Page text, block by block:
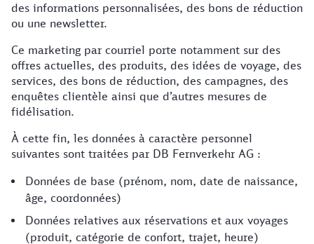
des informations personnalisées, des bons de réduction
ou une newsletter.
Ce marketing par courriel porte notamment sur des
offres actuelles, des produits, des idées de voyage, des
services, des bons de réduction, des campagnes, des
enquêtes clientèle ainsi que d’autres mesures de
fidélisation.
À cette fin, les données à caractère personnel
suivantes sont traitées par DB Fernverkehr AG :
Données de base (prénom, nom, date de naissance,
âge, coordonnées)
Données relatives aux réservations et aux voyages
(produit, catégorie de confort, trajet, heure)